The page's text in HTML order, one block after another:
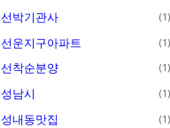
선박기관사 1
선운지구아파트 1
선착순분양 1
성남시 1
성내동맛집 1